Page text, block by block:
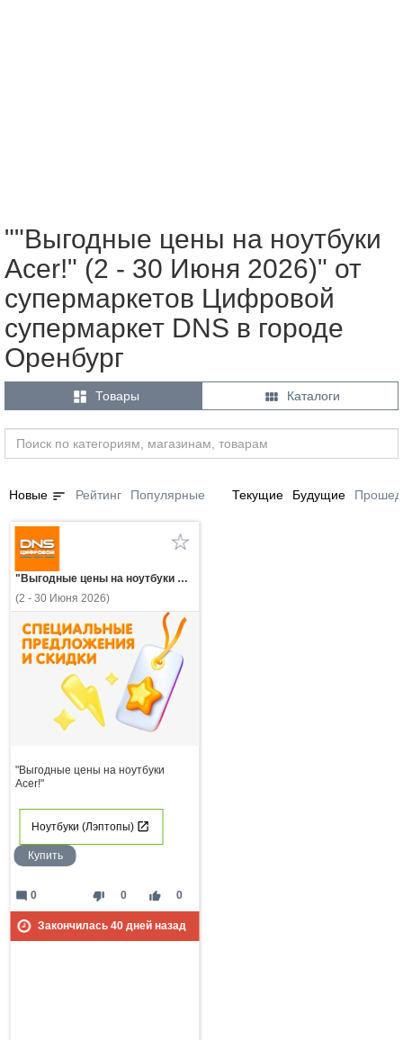
""Выгодные цены на ноутбуки
Acer!" (2 - 30 Июня 2026)" от
супермаркетов Цифровой
супермаркет DNS в городе
Оренбург
 Товары  Каталоги
Новые sort Рейтинг Популярные Текущие Будущие
"Выгодные цены на ноутбуки Acer!"
(2 - 30 Июня 2026)
"Выгодные цены на ноутбуки
Acer!"
Ноутбуки (Лэптопы)
Купить
thumb_down 0 thumb_up 0
mode_comment 0
Закончилась 40дней назад